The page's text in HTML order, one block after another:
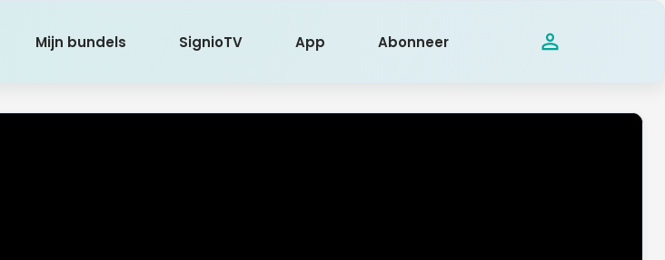
Mijn bundels SignioTV App Abonneer